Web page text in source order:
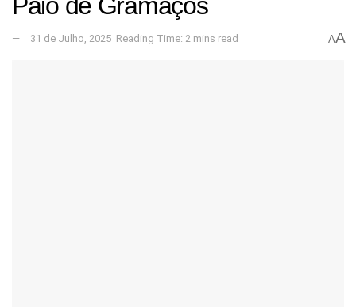
31 de Julho, 2025 Reading Time: 2 mins read AA